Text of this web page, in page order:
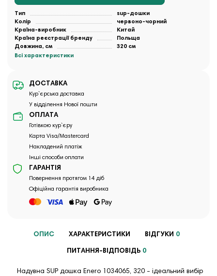
Тип
sup-дошки
Колір
червоно-чорний
Країна-виробник
Китай
Країна реєстрації бренду
Польща
Довжина, см
320 см
Всі характеристики
ДОСТАВКА
Кур`єрська доставка
У відділення Нової пошти
ОПЛАТА
Готівкою кур`єру
Карта Visa/Mastercard
Накладений платіж
Інші способи оплати
ГАРАНТІЯ
Повернення протягом 14 діб
Офіційна гарантія виробника
ОПИС ХАРАКТЕРИСТИКИ ВІДГУКИ 0
ПИТАННЯ-ВІДПОВІДЬ 0
Надувна SUP дошка Enero 1034065, 320 - ідеальний вибір